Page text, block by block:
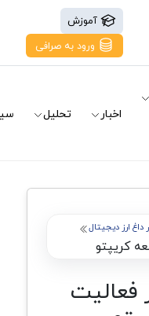
آموزش
ورود به صرافی
اخبار تحلیل
داغ ارز دیجیتال
کریپتو
فعالیت